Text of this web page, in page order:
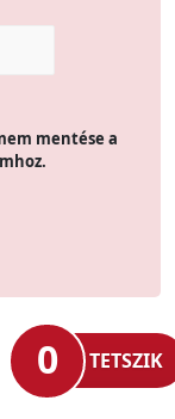
mentése a
0 TETSZIK